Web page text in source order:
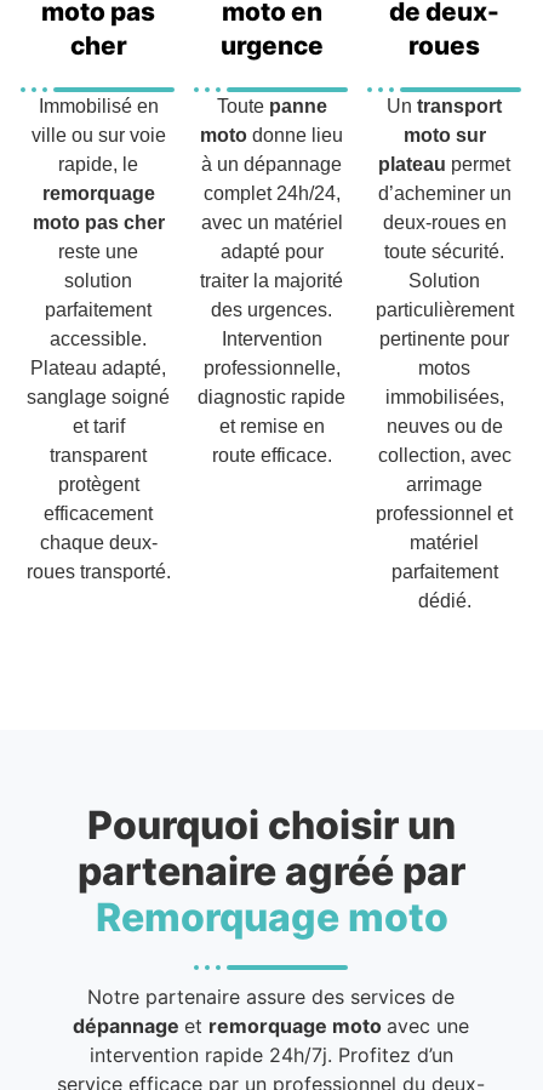
moto pas
cher
Immobilisé en
ville ou sur voie
rapide, le
remorquage
moto pas cher
reste une
solution
parfaitement
accessible.
Plateau adapté,
sanglage soigné
et tarif
transparent
protègent
efficacement
chaque deux-
roues transporté.
moto en
urgence
Toute panne
moto donne lieu
à un dépannage
complet 24h/24,
avec un matériel
adapté pour
traiter la majorité
des urgences.
Intervention
professionnelle,
diagnostic rapide
et remise en
route efficace.
de deux-
roues
Untransport
moto sur
plateau permet
d’acheminer un
deux-roues en
toute sécurité.
Solution
particulièrement
pertinente pour
motos
immobilisées,
neuves ou de
collection, avec
arrimage
professionnel et
matériel
parfaitement
dédié.
Pourquoi choisir un
partenaire agréé par
Remorquage moto
Notre partenaire assure des services de
dépannageet remorquage motoavec une
intervention rapide 24h/7j. Profitez d’un
service efficace par un professionnel du deux-